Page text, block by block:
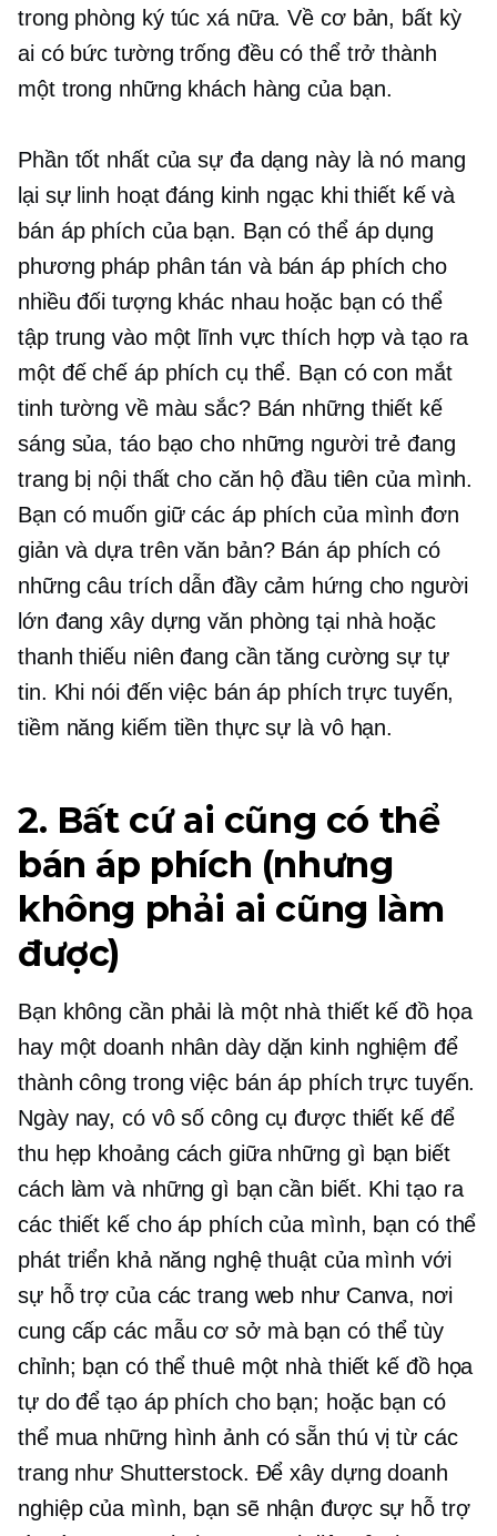
trong phòng ký túc xá nữa. Về cơ bản, bất kỳ
ai có bức tường trống đều có thể trở thành
một trong những khách hàng của bạn.
Phần tốt nhất của sự đa dạng này là nó mang
lại sự linh hoạt đáng kinh ngạc khi thiết kế và
bán áp phích của bạn. Bạn có thể áp dụng
phương pháp phân tán và bán áp phích cho
nhiều đối tượng khác nhau hoặc bạn có thể
tập trung vào một lĩnh vực thích hợp và tạo ra
một đế chế áp phích cụ thể. Bạn có con mắt
tinh tường về màu sắc? Bán những thiết kế
sáng sủa, táo bạo cho những người trẻ đang
trang bị nội thất cho căn hộ đầu tiên của mình.
Bạn có muốn giữ các áp phích của mình đơn
giản vàdựa trên văn bản?Bán áp phích có
những câu trích dẫn đầy cảm hứng cho người
lớn đang xây dựng văn phòng tại nhà hoặc
thanh thiếu niên đang cần tăng cường sự tự
tin. Khi nói đến việc bán áp phích trực tuyến,
tiềm năng kiếm tiền thực sự là vô hạn.
2. Bất cứ ai cũng có thể
bán áp phích (nhưng
không phải ai cũng làm
được)
Bạn không cần phải là một nhà thiết kế đồ họa
hay một doanh nhân dày dặn kinh nghiệm để
thành công trong việc bán áp phích trực tuyến.
Ngày nay, có vô số công cụ được thiết kế để
thu hẹp khoảng cách giữa những gì bạn biết
cách làm và những gì bạn cần biết. Khi tạo ra
các thiết kế cho áp phích của mình, bạn có thể
phát triển khả năng nghệ thuật của mình với
sự hỗ trợ của các trang web như Canva, nơi
cung cấp các mẫu cơ sở mà bạn có thể tùy
chỉnh; bạn có thể thuê một nhà thiết kế đồ họa
tự do để tạo áp phích cho bạn; hoặc bạn có
thể mua những hình ảnh có sẵn thú vị từ các
trang như Shutterstock. Để xây dựng doanh
nghiệp của mình, bạn sẽ nhận được sự hỗ trợ